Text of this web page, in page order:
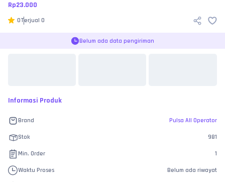
Rp23.000
0Terjual 0
Belum ada data pengiriman
Informasi Produk
Brand Pulsa All Operator
Stok 981
Min. Order 1
Waktu Proses Belum ada riwayat